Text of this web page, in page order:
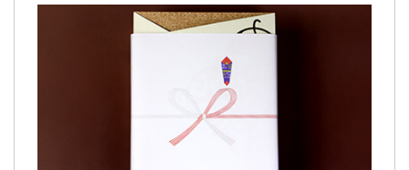
想いが一層 伝わるなぁと思いました。
また注文します！（のーりー様）
卒業祝いの名入れ・メッセージ入りどら